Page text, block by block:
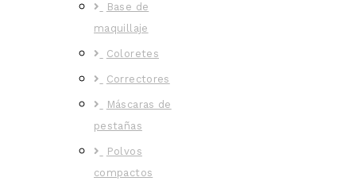
Base de
maquillaje
Coloretes
Correctores
Máscaras de
pestañas
Polvos
compactos